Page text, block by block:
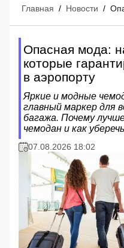
Главная / Новости /
Опасная мода:
которые
в аэропорту
Яркие и модные
главный маркер для
багажа. Почему
чемодан и как
07.08.2026 18:02